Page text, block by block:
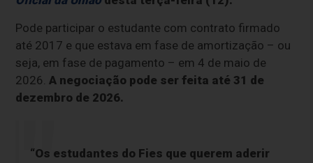
Pode participar o estudante com contrato firmado
até 2017 e que estava em fase de amortização – ou
seja, em fase de pagamento – em 4 de maio de
2026.A negociação pode ser feita até 31 de
dezembro de 2026.
“Os estudantes do Fies que querem aderir